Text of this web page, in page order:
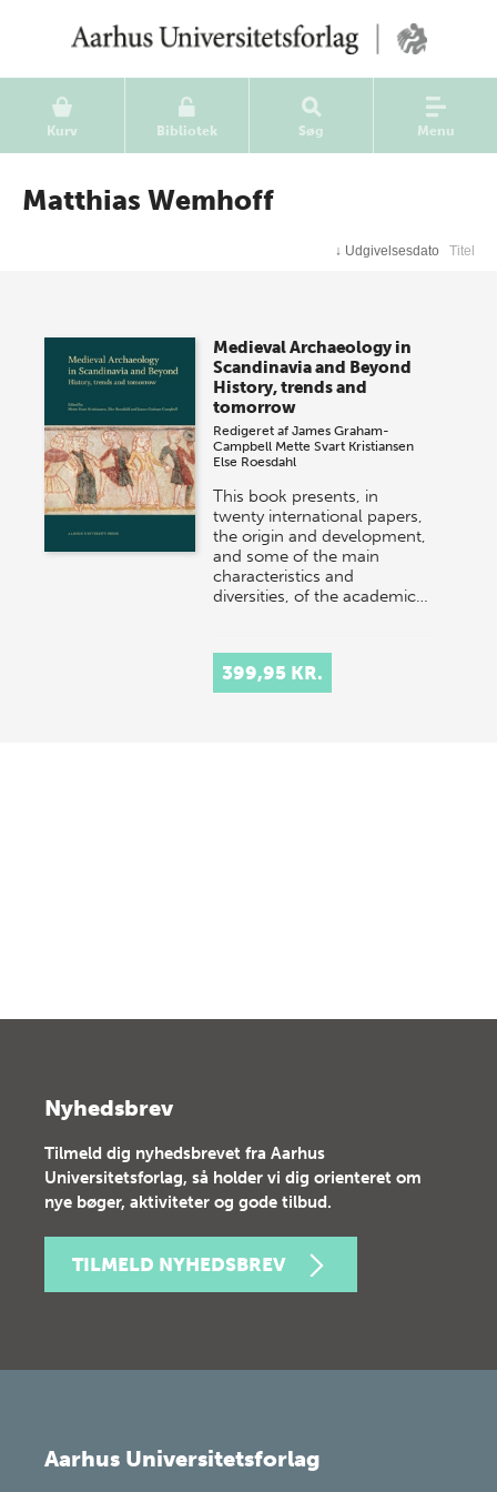
Kurv Bibliotek Søg Menu
Matthias Wemhoff
↓ Udgivelsesdato Titel
Medieval Archaeology in
Scandinavia and Beyond
History, trends and
tomorrow
Redigeret afJames Graham-
Campbell Mette Svart Kristiansen
Else Roesdahl
This book presents, in
twenty international papers,
the origin and development,
and some of the main
characteristics and
diversities, of the academic…
399,95 KR.
Nyhedsbrev
Tilmeld dig nyhedsbrevet fra Aarhus
Universitetsforlag, så holder vi dig orienteret om
nye bøger, aktiviteter og gode tilbud.
TILMELD NYHEDSBREV
Aarhus Universitetsforlag